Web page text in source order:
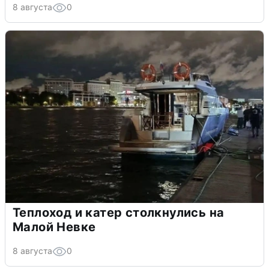
8 августа 0
Теплоход и катер столкнулись на
Малой Невке
8 августа 0